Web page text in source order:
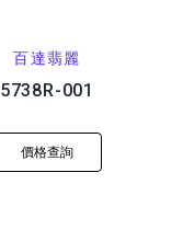
百達翡麗
5738R-001
價格查詢